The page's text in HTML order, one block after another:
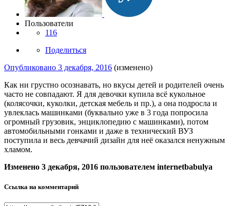
Пользователи
116
Поделиться
Опубликовано 3 декабря, 2016 (изменено)
Как ни грустно осознавать, но вкусы детей и родителей очень
часто не совпадают. Я для девочки купила всё кукольное
(колясочки, куколки, детская мебель и пр.), а она подросла и
увлеклась машинками (буквально уже в 3 года попросила
огромный грузовик, энциклопедию с машинками), потом
автомобильными гонками и даже в технический ВУЗ
поступила и весь девчачий дизайн для неё оказался ненужным
хламом.
Изменено 3 декабря, 2016 пользователем internetbabulya
Ссылка на комментарий